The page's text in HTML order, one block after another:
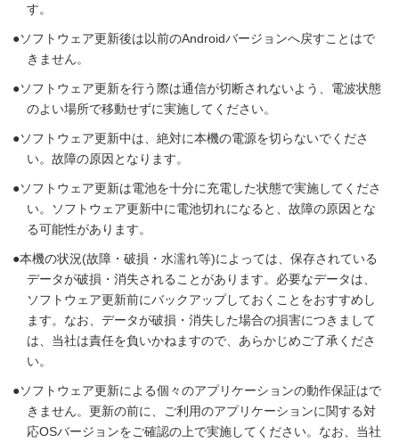
す。
ソフトウェア更新後は以前のAndroidバージョンへ戻すことはで
きません。
ソフトウェア更新を行う際は通信が切断されないよう、電波状態
のよい場所で移動せずに実施してください。
ソフトウェア更新中は、絶対に本機の電源を切らないでくださ
い。故障の原因となります。
ソフトウェア更新は電池を十分に充電した状態で実施してくださ
い。ソフトウェア更新中に電池切れになると、故障の原因とな
る可能性があります。
本機の状況(故障・破損・水濡れ等)によっては、保存されている
データが破損・消失されることがあります。必要なデータは、
ソフトウェア更新前にバックアップしておくことをおすすめし
ます。なお、データが破損・消失した場合の損害につきまして
は、当社は責任を負いかねますので、あらかじめご了承くださ
い。
ソフトウェア更新による個々のアプリケーションの動作保証はで
きません。更新の前に、ご利用のアプリケーションに関する対
応OSバージョンをご確認の上で実施してください。なお、当社